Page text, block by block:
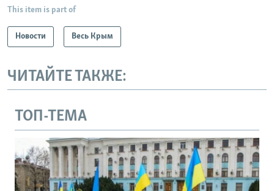
This item is part of
Новости Весь Крым
ЧИТАЙТЕ ТАКЖЕ:
ТОП-ТЕМА